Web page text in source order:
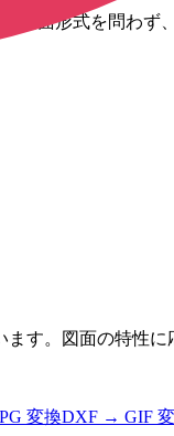
図面形式を問わず
す。図面の特性に
変換DXF → GIF